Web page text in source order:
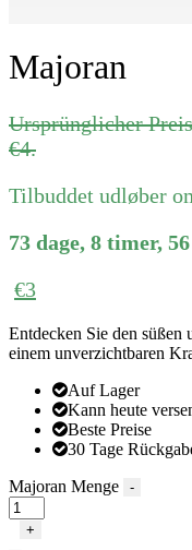
Majoran
Ursprünglicher
€4.
Tilbuddet udløber
73 dage, 8 timer, 56
€3
Entdecken Sie den
einem unverzichtbaren
Auf Lager
Kann heute
Beste Preise
30 Tage
Majoran Menge
-
+